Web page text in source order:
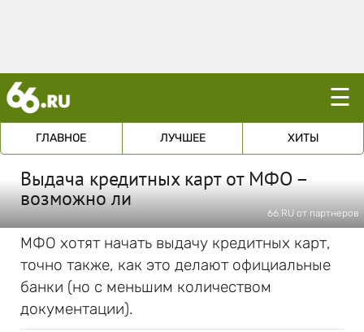
☰
ГЛАВНОЕ ЛУЧШЕЕ ХИТЫ
Выдача кредитных карт от МФО –
возможно ли
66.RU от партнеров
МФО хотят начать выдачу кредитных карт,
точно также, как это делают официальные
банки (но с меньшим количеством
документации).